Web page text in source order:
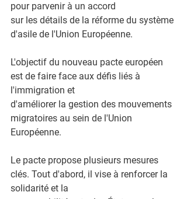
pour parvenir à un accord
sur les détails de la réforme du système
d'asile de l'Union Européenne.
L'objectif du nouveau pacte européen
est de faire face aux défis liés à
l'immigration et
d'améliorer la gestion des mouvements
migratoires au sein de l'Union
Européenne.
Le pacte propose plusieurs mesures
clés. Tout d'abord, il vise à renforcer la
solidarité et la